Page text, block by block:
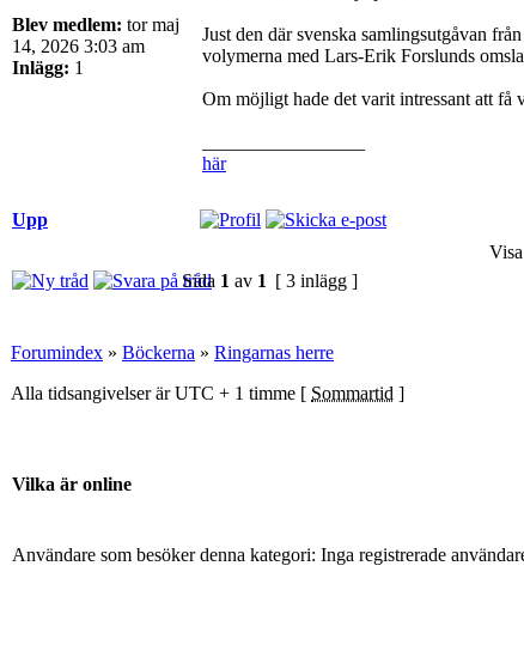
Blev medlem: tor maj
14, 2026 3:03 am
Inlägg: 1
Just den där svenska samlingsutgåvan
volymerna med Lars-Erik Forslunds
Om möjligt hade det varit intressant att få
här
Upp
Sida 1 av 1 [ 3 inlägg ]
Forumindex » Böckerna » Ringarnas herre
Alla tidsangivelser är UTC + 1 timme [ Sommartid ]
Vilka är online
Användare som besöker denna kategori: Inga registrerade